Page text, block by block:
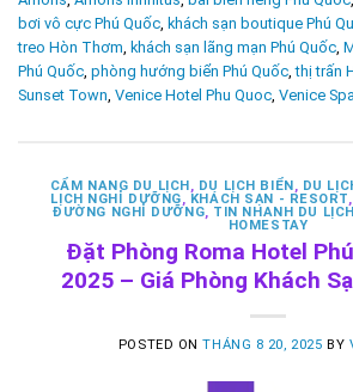
bơi vô cực Phú Quốc khách sạn boutique Phú
treo Hòn Thơm khách sạn lãng mạn Phú Quốc
Phú Quốc phòng hướng biển Phú Quốc ,thị trấn
Sunset Town Venice Hotel Phu Quoc Venice
CẨM NANG DU LỊCH DU LỊCH BIỂN DU
LỊCH NGHỈ DƯỠNG
KHÁCH SẠN - RESORT
ĐƯỜNG NGHỈ DƯỠNG
TIN NHANH DU LỊCH
HOMESTAY
Đặt Phòng Roma Hotel
2025 – Giá Phòng Khách
POSTED ONTHÁNG 8 20, 2025 BY